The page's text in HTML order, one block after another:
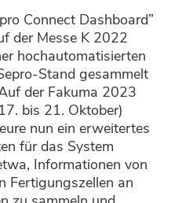
Connect Dashboard”
der Messe K 2022
hochautomatisierten
Stand gesammelt
der Fakuma 2023
bis 21. Oktober)
nun ein erweitertes
für das System
Informationen von
Fertigungszellen an